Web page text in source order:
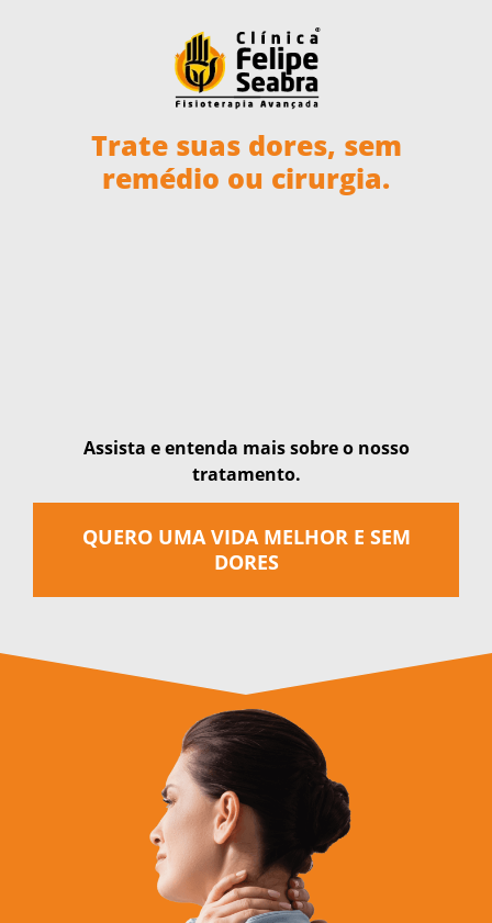
Trate suas dores, sem
remédio ou cirurgia.
Assista e entenda mais sobre o nosso
tratamento.
QUERO UMA VIDA MELHOR E SEM
DORES